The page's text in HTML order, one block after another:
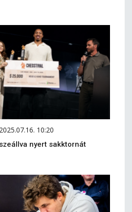
2025.07.16. 10:20
nyert sakktornát